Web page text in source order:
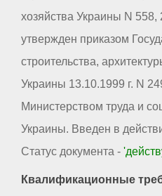
хозяйства Украины N
утвержден приказом
строительства,
Украины 13.10.1999 г. N
Министерством труда и
Украины. Введен в
Статус документа -
Квалификационные